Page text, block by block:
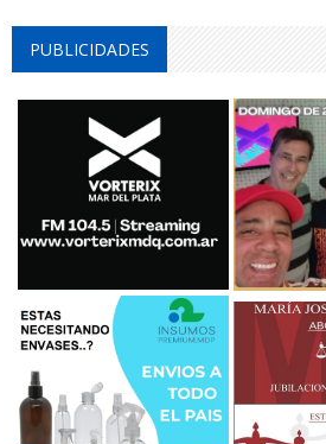
PUBLICIDADES